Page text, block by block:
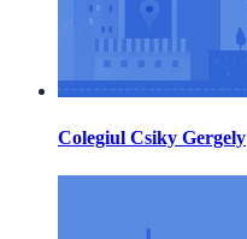
Colegiul Csiky Gergely